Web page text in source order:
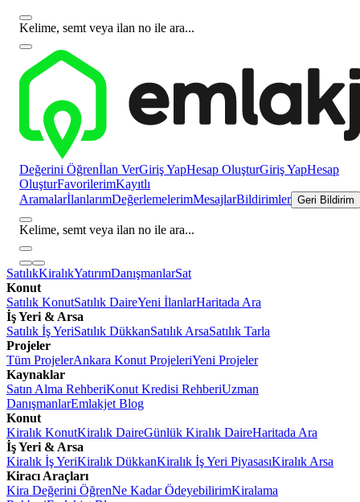
Kelime, semt veya ilan no ile ara...
Değerini Öğrenİlan VerGiriş YapHesap OluşturGiriş YapHesap
OluşturFavorilerimKayıtlı
AramalarİlanlarımDeğerlemelerimMesajlarBildirimler Geri Bildirim
Kelime, semt veya ilan no ile ara...
SatılıkKiralıkYatırımDanışmanlarSat
Konut
Satılık KonutSatılık DaireYeni İlanlarHaritada Ara
İş Yeri & Arsa
Satılık İş YeriSatılık DükkanSatılık ArsaSatılık Tarla
Projeler
Tüm ProjelerAnkara Konut ProjeleriYeni Projeler
Kaynaklar
Satın Alma RehberiKonut Kredisi RehberiUzman
DanışmanlarEmlakjet Blog
Konut
Kiralık KonutKiralık DaireGünlük Kiralık DaireHaritada Ara
İş Yeri & Arsa
Kiralık İş YeriKiralık DükkanKiralık İş Yeri PiyasasıKiralık Arsa
Kiracı Araçları
Kira Değerini ÖğrenNe Kadar ÖdeyebilirimKiralama